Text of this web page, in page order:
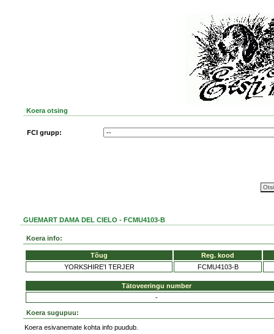
Koera otsing
FCI grupp:
GUEMART DAMA DEL CIELO - FCMU4103-B
Koera info:
Tõug
Reg. kood
YORKSHIRE'I TERJER
FCMU4103-B
Tätoveeringu number
-
Koera sugupuu:
Koera esivanemate kohta info puudub.